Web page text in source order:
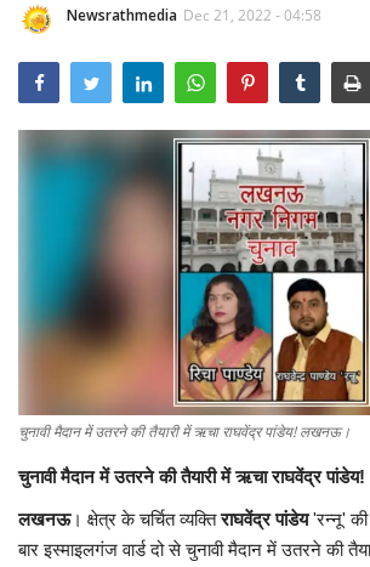
ज्योतिष
व्यापार
फेक न्यूज एक्सपोज
टेक & ऑटो
वीमन
करियर
बॉलीवुड
Newsrathmedia Dec 21, 2022 - 04:58
चुनावी मैदान में उतरने की तैयारी में ऋचा राघवेंद्र पांडेय! लखनऊ।
चुनावी मैदान में उतरने की तैयारी में ऋचा राघवेंद्र पांडेय!
लखनऊ। क्षेत्र के चर्चित व्यक्तिराघवेंद्र पांडेय'रन्नू' की
बार इस्माइलगंज वार्ड दो से चुनावी मैदान में उतरने की